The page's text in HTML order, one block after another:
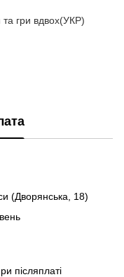
гри вдвох(УКР)
(Дворянська, 18)
післяплаті